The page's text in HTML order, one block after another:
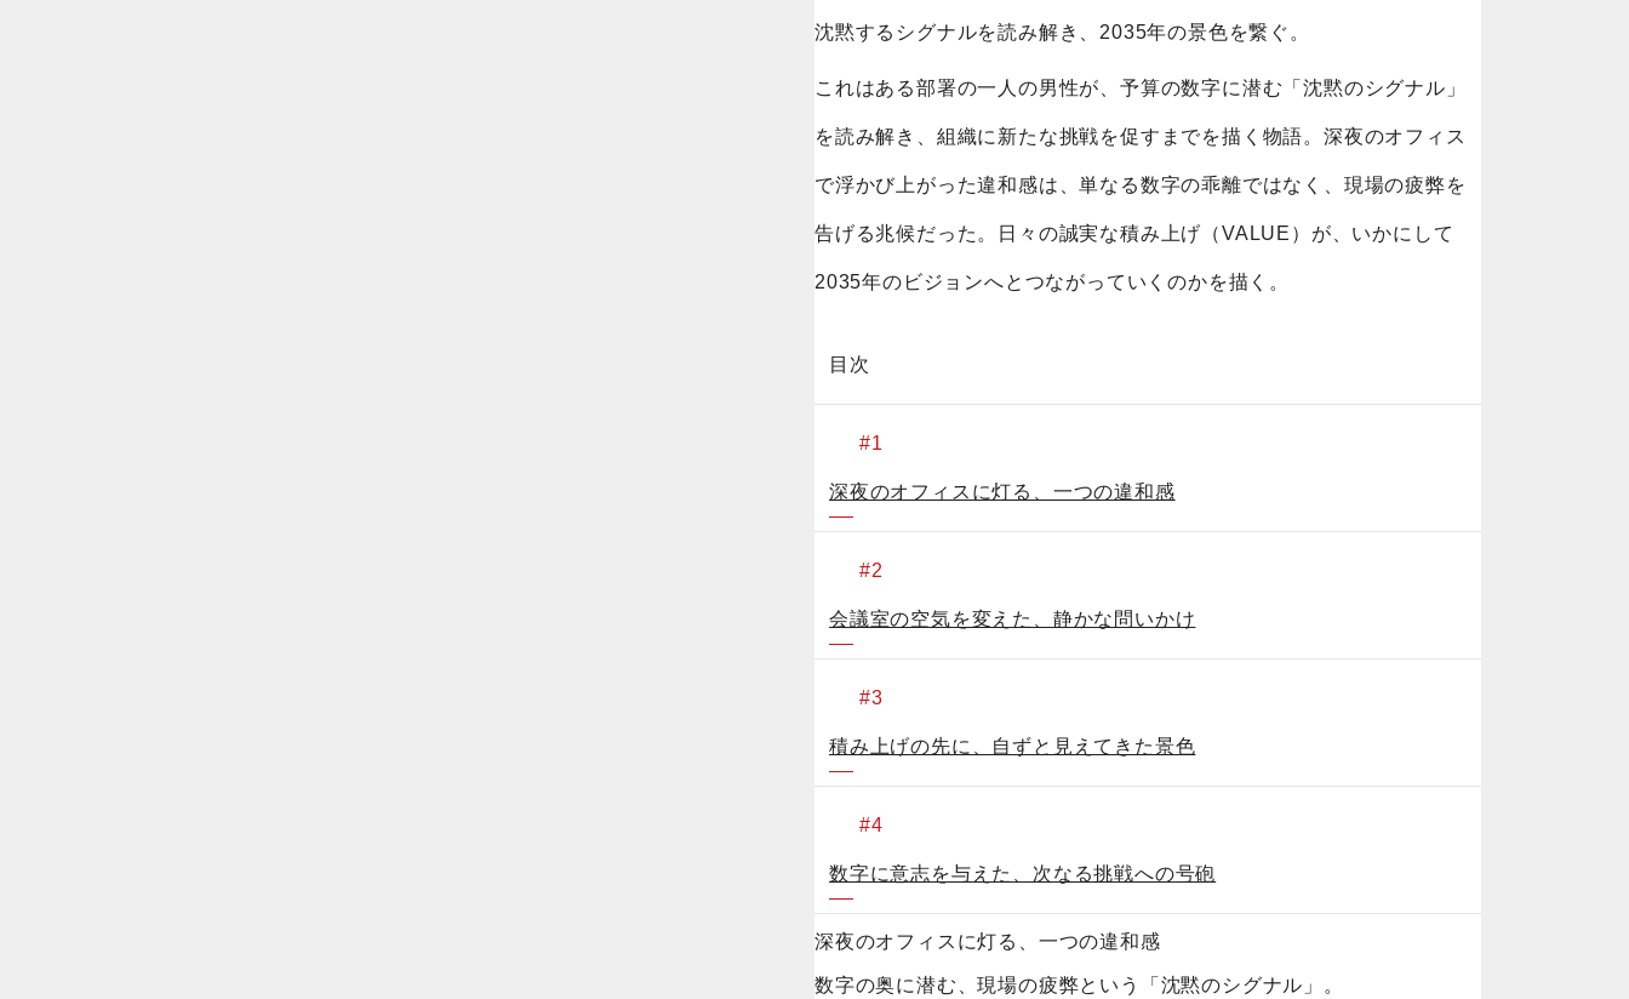
沈黙するシグナルを読み解き、2035年の景色を繋ぐ。
これはある部署の一人の男性が、予算の数字に潜む「沈黙のシグナル」
を読み解き、組織に新たな挑戦を促すまでを描く物語。深夜のオフィス
で浮かび上がった違和感は、単なる数字の乖離ではなく、現場の疲弊を
告げる兆候だった。日々の誠実な積み上げ（VALUE）が、いかにして
2035年のビジョンへとつながっていくのかを描く。
目次
深夜のオフィスに灯る、一つの違和感
会議室の空気を変えた、静かな問いかけ
積み上げの先に、自ずと見えてきた景色
数字に意志を与えた、次なる挑戦への号砲
深夜のオフィスに灯る、一つの違和感
数字の奥に潜む、現場の疲弊という「沈黙のシグナル」。